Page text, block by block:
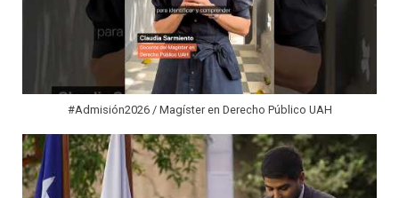
#Admisión2026 / Magíster en Derecho Público UAH